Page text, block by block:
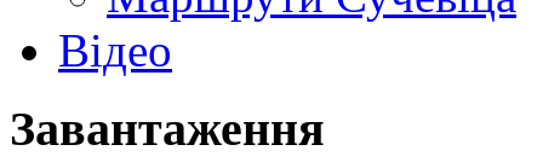
Відео
Завантаження